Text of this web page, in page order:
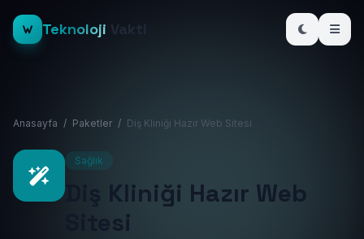
Teknoloji Vakti
Anasayfa / Paketler / Diş Kliniği Hazır Web Sitesi
Sağlık
Diş Kliniği Hazır Web
Sitesi